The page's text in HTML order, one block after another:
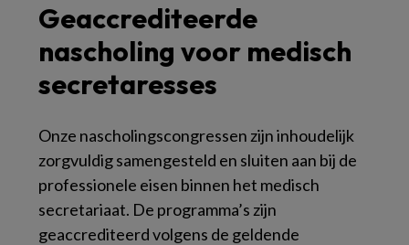
Geaccrediteerde
nascholing voor medisch
secretaresses
Onze nascholingscongressen zijn inhoudelijk
zorgvuldig samengesteld en sluiten aan bij de
professionele eisen binnen het medisch
secretariaat. De programma’s zijn
geaccrediteerd volgens de geldende